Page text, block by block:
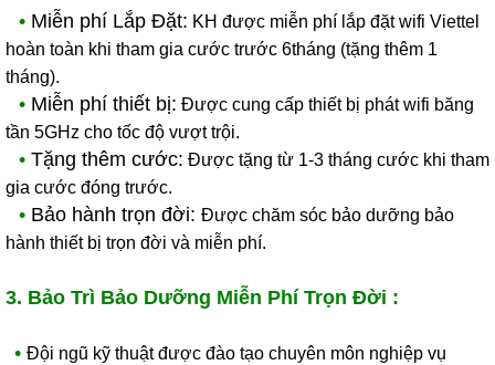
• Miễn phí Lắp Đặt: KH được miễn phí lắp đặt wifi Viettel
hoàn toàn khi tham gia cước trước 6tháng (tặng thêm 1
tháng).
• Miễn phí thiết bị: Được cung cấp thiết bị phát wifi băng
tần 5GHz cho tốc độ vượt trội.
• Tặng thêm cước: Được tặng từ 1-3 tháng cước khi tham
gia cước đóng trước.
• Bảo hành trọn đời: Được chăm sóc bảo dưỡng bảo
hành thiết bị trọn đời và miễn phí.
3. Bảo Trì Bảo Dưỡng Miễn Phí Trọn Đời :
• Đội ngũ kỹ thuật được đào tạo chuyên môn nghiệp vụ